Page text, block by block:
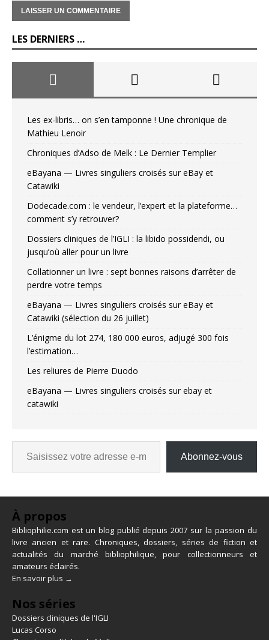
LES DERNIERS …
Les ex-libris… on s’en tamponne ! Une chronique de
Mathieu Lenoir
Chroniques d’Adso de Melk : Le Dernier Templier
eBayana — Livres singuliers croisés sur eBay et
Catawiki
Dodecade.com : le vendeur, l’expert et la plateforme…
comment s’y retrouver?
Dossiers cliniques de l’IGLI : la libido possidendi, ou
jusqu’où aller pour un livre
Collationner un livre : sept bonnes raisons d’arrêter de
perdre votre temps
eBayana — Livres singuliers croisés sur eBay et
Catawiki (sélection du 26 juillet)
L’énigme du lot 274, 180 000 euros, adjugé 300 fois
l’estimation…
Les reliures de Pierre Duodo
eBayana — Livres singuliers croisés sur ebay et
catawiki
Abonnez-vous
À propos
Bibliophilie.com est un blog publié depuis 2007 sur la passion du
livre ancien et rare. Chroniques, dossiers, séries de fiction et
actualités du marché bibliophilique, pour collectionneurs et
amateurs éclairés.
En savoir plus →
Nos séries
Dossiers cliniques de l'IGLI
Lucas Corso